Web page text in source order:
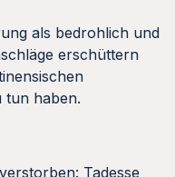
als bedrohlich und
erschüttern
tun haben.
Tadesse